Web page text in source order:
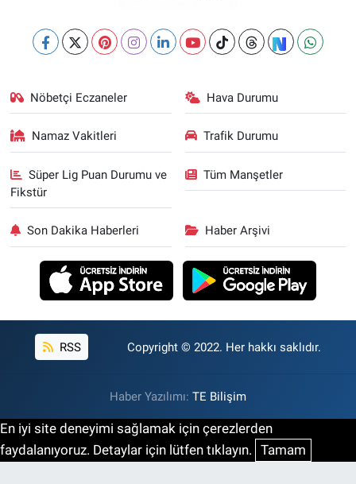
Nöbetçi Eczaneler Hava Durumu
Namaz Vakitleri Trafik Durumu
Süper Lig Puan Durumu ve
Fikstür
Tüm Manşetler
Son Dakika Haberleri Haber Arşivi
RSS Copyright © 2022. Her hakkı saklıdır.
Haber Yazılımı: TE Bilişim
En iyi site deneyimi sağlamak için çerezlerden
faydalanıyoruz. Detaylar için lütfen tıklayın. Tamam